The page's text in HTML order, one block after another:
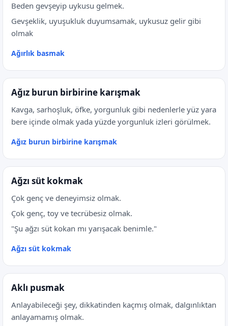
Beden gevşeyip uykusu gelmek.
Gevşeklik, uyuşukluk duyumsamak, uykusuz gelir gibi
olmak
Ağırlık basmak
Ağız burun birbirine karışmak
Kavga, sarhoşluk, öfke, yorgunluk gibi nedenlerle yüz yara
bere içinde olmak yada yüzde yorgunluk izleri görülmek.
Ağız burun birbirine karışmak
Ağzı süt kokmak
Çok genç ve deneyimsiz olmak.
Çok genç, toy ve tecrübesiz olmak.
"Şu ağzı süt kokan mı yarışacak benimle."
Ağzı süt kokmak
Aklı pusmak
Anlayabileceği şey, dikkatinden kaçmış olmak, dalgınlıktan
anlayamamış olmak.